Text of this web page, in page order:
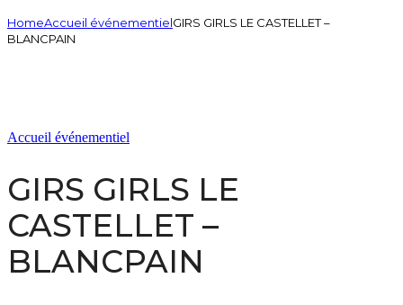
HomeAccueil événementielGIRS GIRLS LE CASTELLET –
BLANCPAIN
Accueil événementiel
GIRS GIRLS LE
CASTELLET –
BLANCPAIN